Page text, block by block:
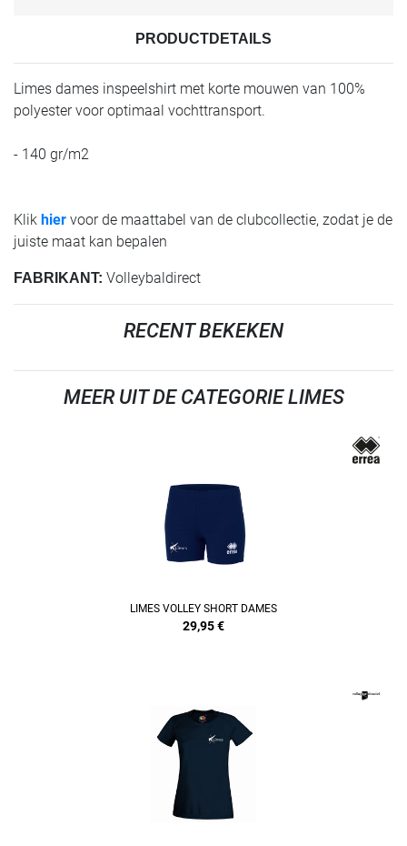
PRODUCTDETAILS
Limes dames inspeelshirt met korte mouwen van 100%
polyester voor optimaal vochttransport.
- 140 gr/m2
Klik hier voor de maattabel van de clubcollectie, zodat je de
juiste maat kan bepalen
FABRIKANT: Volleybaldirect
RECENT BEKEKEN
MEER UIT DE CATEGORIE LIMES
LIMES VOLLEY SHORT DAMES
29,95€